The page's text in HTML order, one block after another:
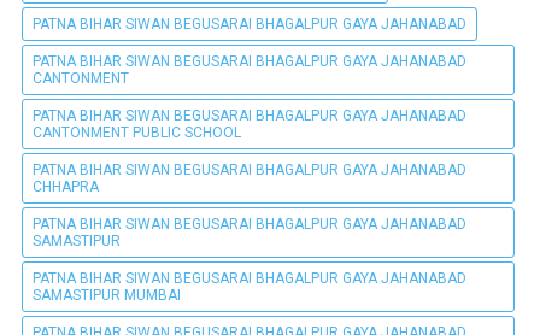
PATNA BIHAR SIWAN BEGUSARAI BHAGALPUR GAYA JAHANABAD
PATNA BIHAR SIWAN BEGUSARAI BHAGALPUR GAYA JAHANABAD
CANTONMENT
PATNA BIHAR SIWAN BEGUSARAI BHAGALPUR GAYA JAHANABAD
CANTONMENT PUBLIC SCHOOL
PATNA BIHAR SIWAN BEGUSARAI BHAGALPUR GAYA JAHANABAD
CHHAPRA
PATNA BIHAR SIWAN BEGUSARAI BHAGALPUR GAYA JAHANABAD
SAMASTIPUR
PATNA BIHAR SIWAN BEGUSARAI BHAGALPUR GAYA JAHANABAD
SAMASTIPUR MUMBAI